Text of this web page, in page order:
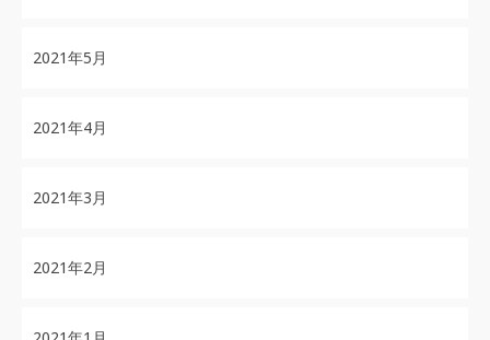
2021年5月
2021年4月
2021年3月
2021年2月